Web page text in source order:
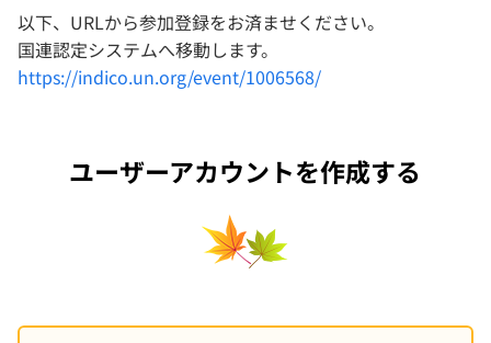
以下、URLから参加登録をお済ませください。
国連認定システムへ移動します。
https://indico.un.org/event/1006568/
ユーザーアカウントを作成する